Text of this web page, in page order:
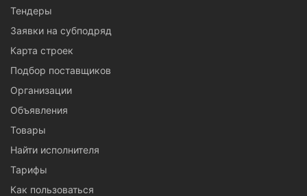
Тендеры
Заявки на субподряд
Карта строек
Подбор поставщиков
Организации
Объявления
Товары
Найти исполнителя
Тарифы
Как пользоваться